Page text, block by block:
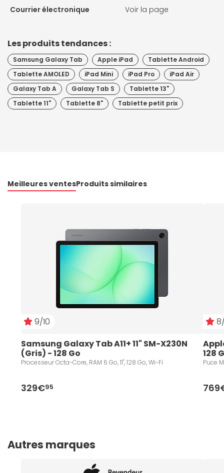
Courrier électronique
Voir la page
Les produits tendances :
Samsung Galaxy Tab Apple iPad
Tablette Android
Tablette AMOLED
iPad Mini iPad Pro
iPad Air
Galaxy Tab A
Galaxy Tab S
Tablette 13"
Tablette 11"
Tablette 8" Tablette petit prix
Meilleures ventesProduits similaires
9/10
Samsung Galaxy Tab A11+ 11" SM-X230N
(Gris) - 128 Go
Processeur Octa-Core, RAM 6 Go, 11", 128 Go, Wi-Fi
329€95
128
Puce
Autres marques